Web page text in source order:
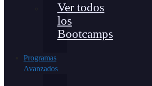
Ver todos
los
Bootcamps
Programas
Avanzados